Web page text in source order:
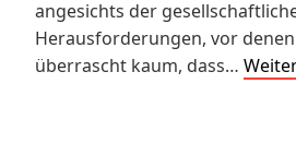
angesichts der
Herausforderungen, vor
überrascht kaum, dass…